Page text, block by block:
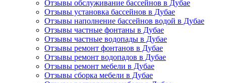
Отзывы обслуживание бассейнов в Дубае
Отзывы установка бассейнов в Дубае
Отзывы наполнение бассейнов водой в Дубае
Отзывы частные фонтаны в Дубае
Отзывы частные водопады в Дубае
Отзывы ремонт фонтанов в Дубае
Отзывы ремонт водопадов в Дубае
Отзывы ремонт мебели в Дубае
Отзывы сборка мебели в Дубае